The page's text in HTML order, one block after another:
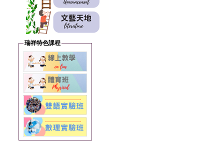
瑞祥特色課程